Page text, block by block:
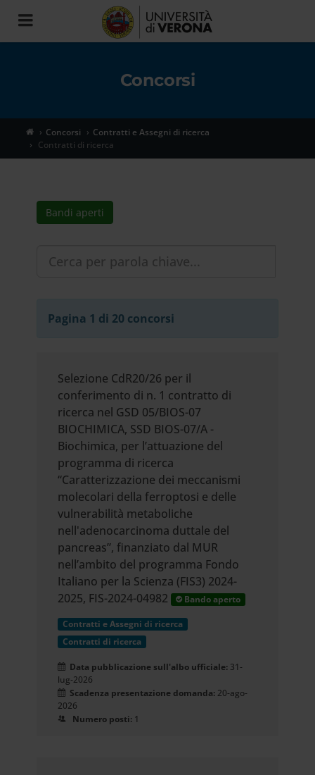
Toggle
navigation
Concorsi
Concorsi
Contratti e Assegni di ricerca
Contratti di ricerca
Bandi aperti
Pagina 1 di 20 concorsi
Selezione CdR20/26 per il
conferimento di n. 1 contratto di
ricerca nel GSD 05/BIOS-07
BIOCHIMICA, SSD BIOS-07/A -
Biochimica, per l’attuazione del
programma di ricerca
“Caratterizzazione dei meccanismi
molecolari della ferroptosi e delle
vulnerabilità metaboliche
nell'adenocarcinoma duttale del
pancreas”, finanziato dal MUR
nell’ambito del programma Fondo
Italiano per la Scienza (FIS3) 2024-
2025, FIS-2024-04982
Bando aperto
Contratti e Assegni di ricerca
Contratti di ricerca
Data pubblicazione sull'albo ufficiale: 31-
lug-2026
Scadenza presentazione domanda: 20-ago-
2026
Numero posti: 1